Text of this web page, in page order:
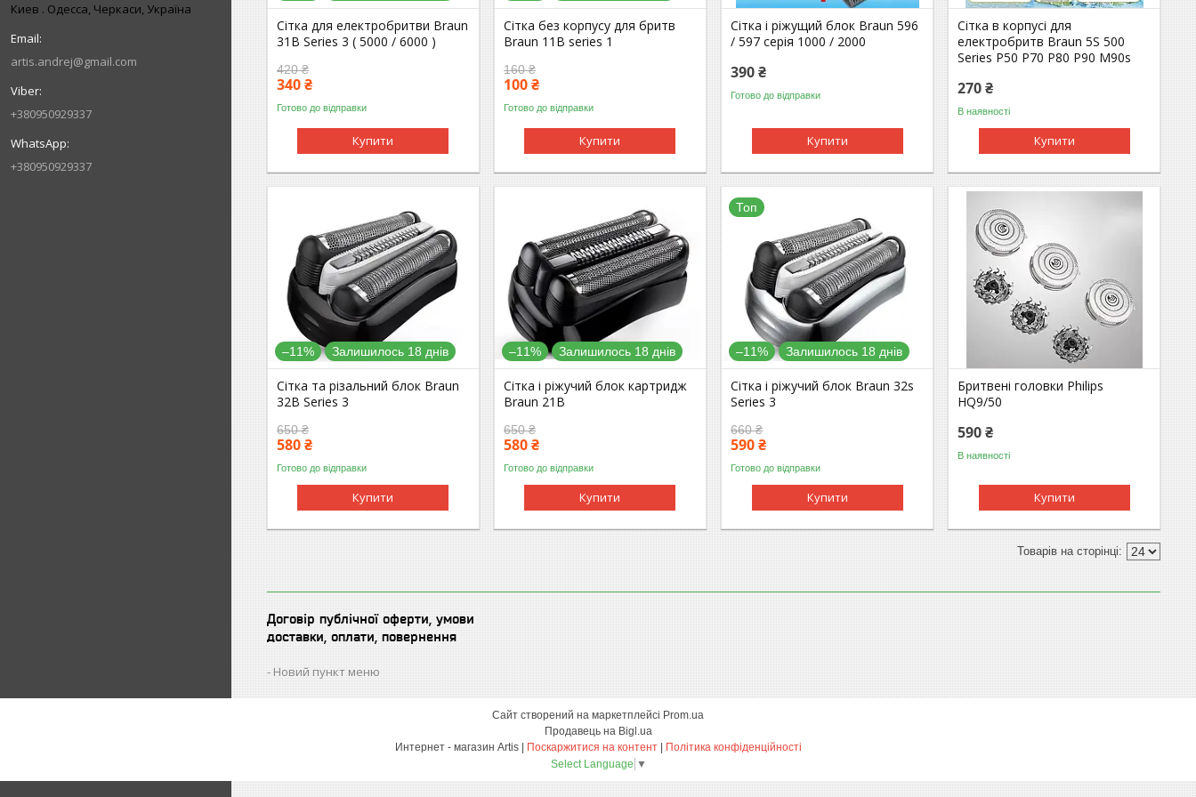
Киев . Одесса, Черкаси, Україна
artis.andrej@gmail.com
+380950929337
+380950929337
Сітка для електробритви Braun
31B Series 3 ( 5000 / 6000 )
420 ₴
340 ₴
Готово до відправки
Купити
Сітка без корпусу для бритв
Braun 11B series 1
160 ₴
100 ₴
Готово до відправки
Купити
Сітка і ріжущий блок Braun 596
/ 597 серія 1000 / 2000
390 ₴
Готово до відправки
Купити
Сітка в корпусі для
електробритв Braun 5S 500
Series P50 P70 P80 P90 M90s
270 ₴
В наявності
Купити
–11% Залишилось 18 днів
Сітка та різальний блок Braun
32B Series 3
650 ₴
580 ₴
Готово до відправки
Купити
–11% Залишилось 18 днів
Сітка і ріжучий блок картридж
Braun 21B
650 ₴
580 ₴
Готово до відправки
Купити
Топ
–11% Залишилось 18 днів
Сітка і ріжучий блок Braun 32s
Series 3
660 ₴
590 ₴
Готово до відправки
Купити
Бритвені головки Philips
HQ9/50
590 ₴
В наявності
Купити
Договір публічної оферти, умови
доставки, оплати, повернення
Новий пункт меню
Сайт створений на маркетплейсі Prom.ua
Продавець на Bigl.ua
Поскаржитися на контент
Політика конфіденційності
Select Language ▼